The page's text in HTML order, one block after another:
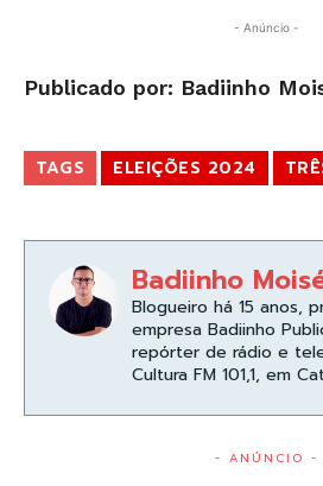
- Anúncio -
Publicado por: Badiinho
TAGS ELEIÇÕES 2024
Badiinho
Blogueiro há 15 anos,
empresa Badiinho
repórter de rádio e
Cultura FM 101,1, em
- ANÚNCIO -